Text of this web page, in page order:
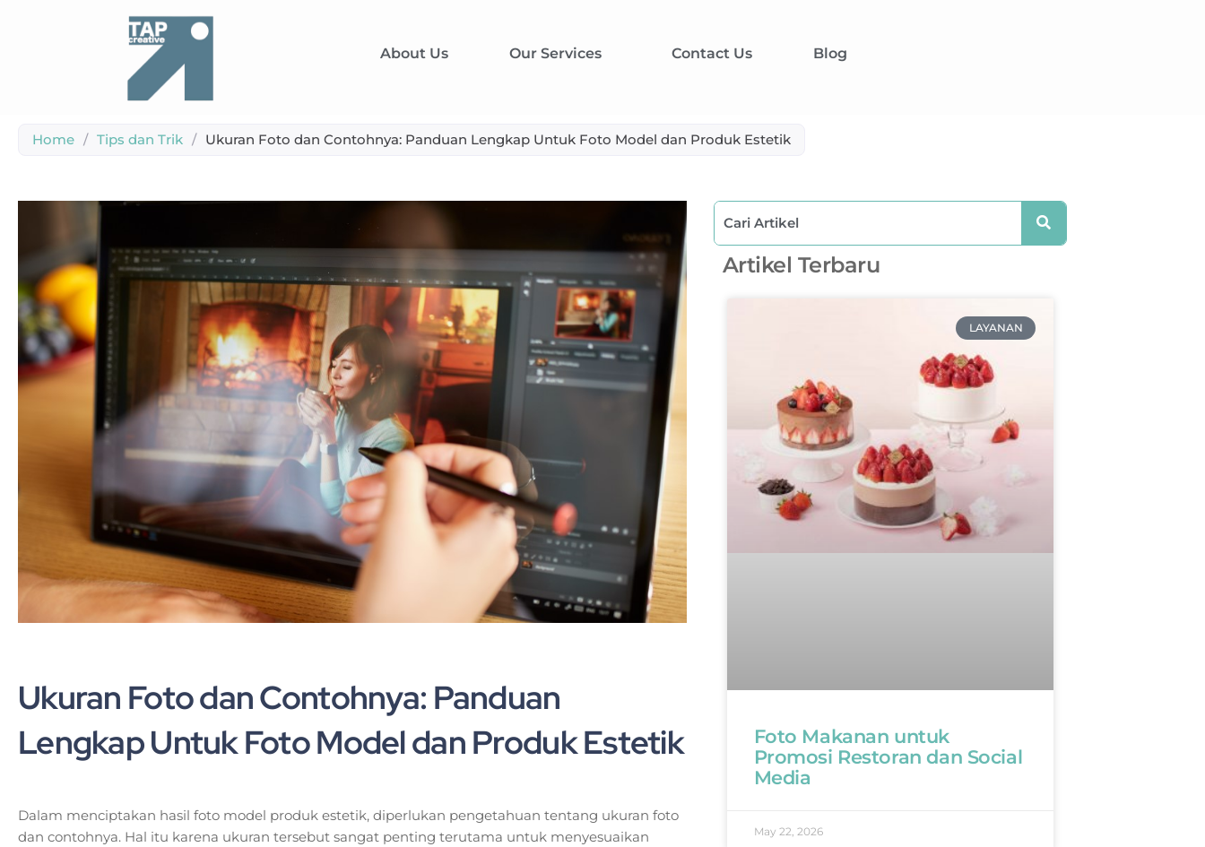
About Us Our Services Contact Us Blog
Home / Tips dan Trik / Ukuran Foto dan Contohnya: Panduan Lengkap Untuk Foto Model dan Produk Estetik
Ukuran Foto dan Contohnya: Panduan
Lengkap Untuk Foto Model dan Produk Estetik
Dalam menciptakan hasil foto model produk estetik, diperlukan pengetahuan tentang ukuran foto
dan contohnya. Hal itu karena ukuran tersebut sangat penting terutama untuk menyesuaikan
Artikel Terbaru
LAYANAN
Foto Makanan untuk
Promosi Restoran dan Social
Media
May 22, 2026